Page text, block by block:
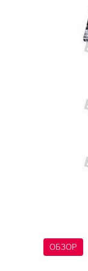
ОБЗОР